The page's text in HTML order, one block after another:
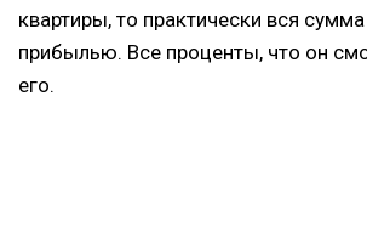
квартиры, то практически вся
прибылью. Все проценты, что он
его.